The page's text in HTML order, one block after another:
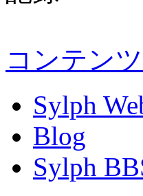
コンテン
Sylph
Blog
Sylph